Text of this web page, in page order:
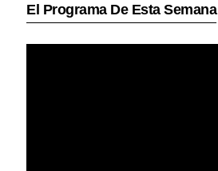
El Programa De Esta Semana